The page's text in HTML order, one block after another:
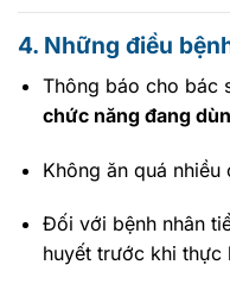
4. Những điều
Thông báo cho bác
chức năng đang
Không ăn quá
Đối với bệnh nhân
huyết trước khi thực